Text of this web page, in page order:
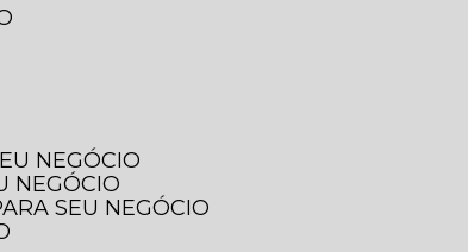
NEGÓCIO
NEGÓCIO
SEU NEGÓCIO